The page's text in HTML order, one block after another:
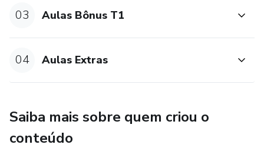
03 Aulas Bônus T1
04 Aulas Extras
Saiba mais sobre quem criou o
conteúdo